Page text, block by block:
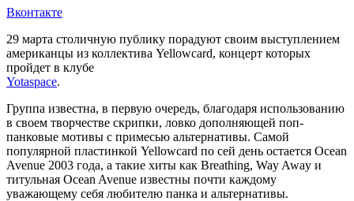
Вконтакте
29 марта столичную публику порадуют своим выступлением
американцы из коллектива Yellowcard, концерт которых
пройдет в клубе
Yotaspace.
Группа известна, в первую очередь, благодаря использованию
в своем творчестве скрипки, ловко дополняющей поп-
панковые мотивы с примесью альтернативы. Самой
популярной пластинкой Yellowcard по сей день остается Ocean
Avenue 2003 года, а такие хиты как Breathing, Way Away и
титульная Ocean Avenue известны почти каждому
уважающему себя любителю панка и альтернативы.